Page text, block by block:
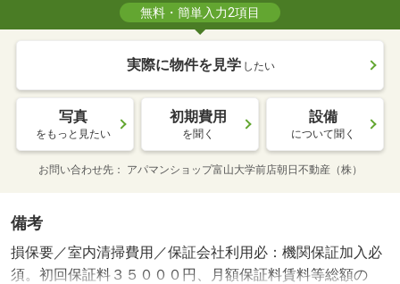
無料・簡単入力2項目
実際に物件を見学 したい
写真
をもっと見たい
初期費用
を聞く
設備
について聞く
お問い合わせ先 アパマンショップ富山大学前店朝日不動産（株）
備考
損保要／室内清掃費用／保証会社利用必：機関保証加入必
須。初回保証料３５０００円、月額保証料賃料等総額の